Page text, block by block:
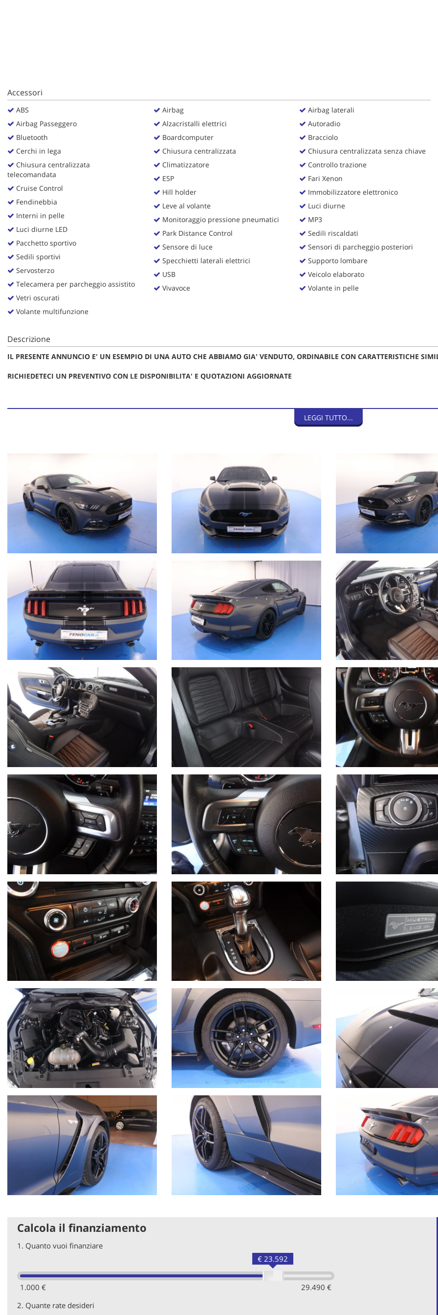
Accessori
ABS
Airbag Passeggero
Bluetooth
Cerchi in lega
Chiusura centralizzata
telecomandata
Cruise Control
Fendinebbia
Interni in pelle
Luci diurne LED
Pacchetto sportivo
Sedili sportivi
Servosterzo
Telecamera per parcheggio assistito
Vetri oscurati
Volante multifunzione
Airbag
Alzacristalli elettrici
Boardcomputer
Chiusura centralizzata
Climatizzatore
ESP
Hill holder
Leve al volante
Monitoraggio pressione pneumatici
Park Distance Control
Sensore di luce
Specchietti laterali elettrici
USB
Vivavoce
Airbag laterali
Autoradio
Bracciolo
Chiusura centralizzata senza chiave
Controllo trazione
Fari Xenon
Immobilizzatore elettronico
Luci diurne
MP3
Sedili riscaldati
Sensori di parcheggio posteriori
Supporto lombare
Veicolo elaborato
Volante in pelle
Descrizione
IL PRESENTE ANNUNCIO E' UN ESEMPIO DI UNA AUTO CHE ABBIAMO GIA' VENDUTO, ORDINABILE CON CARATTERISTICHE
RICHIEDETECI UN PREVENTIVO CON LE DISPONIBILITA' E QUOTAZIONI AGGIORNATE
Colore esterno: Grigio scuro metallizzato con Stripes nero lucide
Interni: Pelle neri
Anno 2017
57.607 km
Dotazione principale:
Cambio automatico 6 marce con paddles al volante, interni in pelle neri, cerchi 19", telecamera di retromarcia, fari xenon, luci a
apertura ed accensione keyless, sensore luci, specchi esterni regolabili elettricamente. Preparazione estetica con presa d'aria
LEGGI TUTTO...
Calcola il finanziamento
1. Quanto vuoi finanziare
1.000 € 29.490 €
€ 23.592
2. Quante rate desideri
Puoi
rivedere
modificare
le
scelte
in
qualsiasi
momento.
Cookie necessari
Cookie delle preferenze
Cookie analitici